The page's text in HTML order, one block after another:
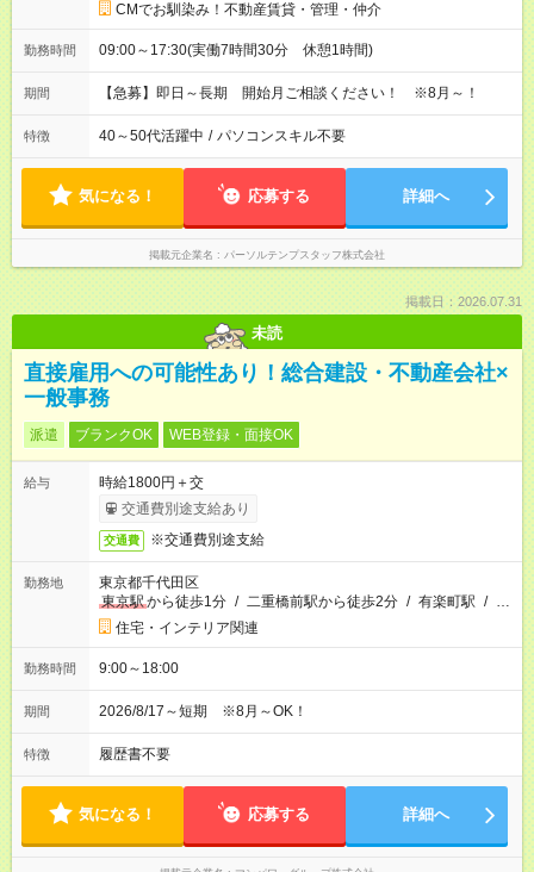
CMでお馴染み！不動産賃貸・管理・仲介
勤務時間 09:00～17:30(実働7時間30分 休憩1時間)
期間 【急募】即日～長期 開始月ご相談ください！ ※8月～！
特徴 40～50代活躍中 / パソコンスキル不要
気になる！ 応募する 詳細へ
掲載元企業名 パーソルテンプスタッフ株式会社
掲載日：2026.07.31
未読
直接雇用への可能性あり！総合建設・不動産会社×
一般事務
派遣 ブランクOK WEB登録・面接OK
給与
時給1800円＋交
交通費別途支給あり
交通費 ※交通費別途支給
勤務地
東京都千代田区
東京駅から徒歩1分 / 二重橋前駅から徒歩2分 / 有楽町駅 / …
住宅・インテリア関連
勤務時間 9:00～18:00
期間 2026/8/17～短期 ※8月～OK！
特徴 履歴書不要
気になる！ 応募する 詳細へ